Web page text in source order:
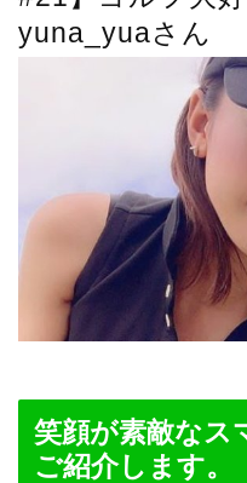
yuna_yuaさん
笑顔が素敵なス
ご紹介します。